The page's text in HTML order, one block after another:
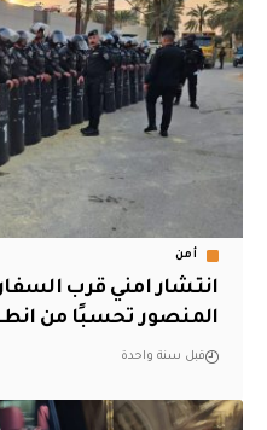
أمن
انتشار امني قرب
المنصور تحسبًا من
قبل سنة واحدة